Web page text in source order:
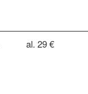
al. 29 €